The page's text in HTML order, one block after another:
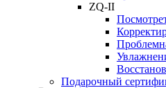
ZQ-II
Подарочный